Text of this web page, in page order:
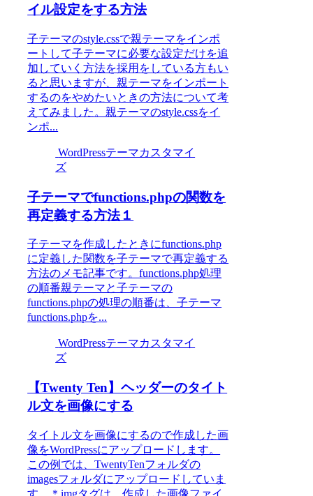
イル設定をする方法
子テーマのstyle.cssで親テーマをインポ
ートして子テーマに必要な設定だけを追
加していく方法を採用をしている方もい
ると思いますが、親テーマをインポート
するのをやめたいときの方法について考
えてみました。親テーマのstyle.cssをイ
ンポ...
WordPressテーマカスタマイ
ズ
子テーマでfunctions.phpの関数を
再定義する方法１
子テーマを作成したときにfunctions.php
に定義した関数を子テーマで再定義する
方法のメモ記事です。functions.php処理
の順番親テーマと子テーマの
functions.phpの処理の順番は、子テーマ
functions.phpを...
WordPressテーマカスタマイ
ズ
【Twenty Ten】ヘッダーのタイト
ル文を画像にする
タイトル文を画像にするので作成した画
像をWordPressにアップロードします。
この例では、TwentyTenフォルダの
imagesフォルダにアップロードしていま
す。＊imgタグは、作成した画像ファイ